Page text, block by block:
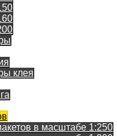
клея
в масштабе 1:250